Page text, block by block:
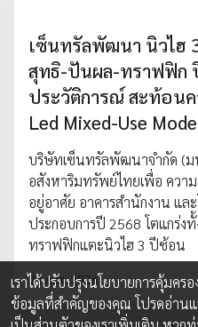
เซ็นทรัลพัฒนา นิวไฮ
สุทธิ-ปันผล-ทราฟฟิก
ประวัติการณ์ สะท้อน
Led Mixed-Use
บริษัทเซ็นทรัลพัฒนาจำกัด (ม
อสังหาริมทรัพย์ไทยเพื่อ ควา
อยู่อาศัย อาคารสำนักงาน แล
ประกอบการปี 2568 โตแกร่ง
ทราฟฟิกแตะนิวไฮ 3 ปีซ้อน
23 ก.พ. 2026
เราได้ปรับปรุงนโยบายการคุ้มค
ข้อมูลที่สำคัญของคุณ โปรดอ่านแ